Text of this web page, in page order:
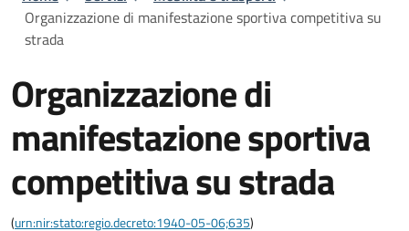
Organizzazione di manifestazione sportiva competitiva su
strada
Organizzazione di
manifestazione sportiva
competitiva su strada
(urn:nir:stato:regio.decreto:1940-05-06;635)